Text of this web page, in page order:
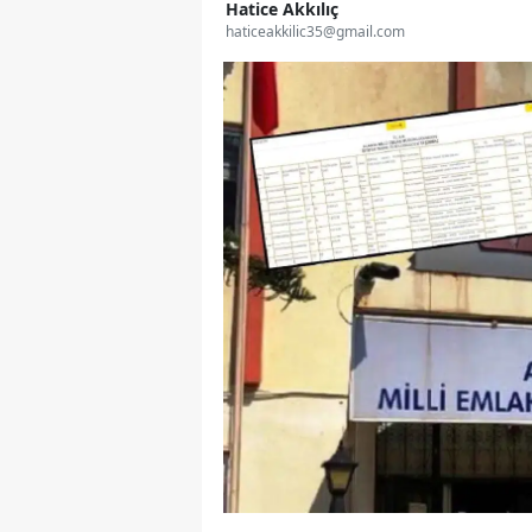
Hatice Akkılıç
haticeakkilic35@gmail.com